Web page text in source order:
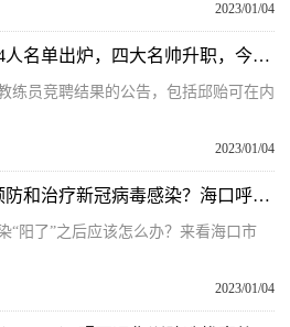
2023/01/04
当前通讯！国乒教练组24人名单出炉，四大名帅升职，今日出征多哈迎新年首战
练员竞聘结果的公告，包括邱贻可在内
2023/01/04
【新视野】老年人如何预防和治疗新冠病毒感染？海口呼吸科医生提醒
“阳了”之后应该怎么办？来看海口市
2023/01/04